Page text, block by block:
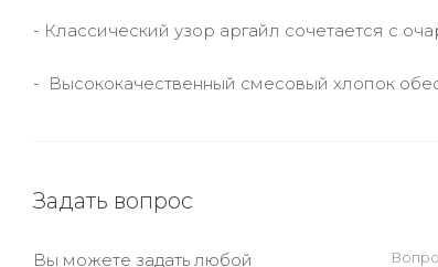
- Классический узор аргайл сочетается с
- Высококачественный смесовый хлопок
Задать вопрос
Вы можете задать любой